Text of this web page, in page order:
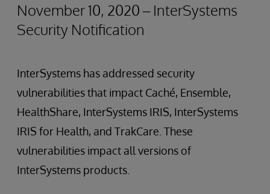
November 10, 2020 – InterSystems
Security Notification
InterSystems has addressed security
vulnerabilities that impact Caché, Ensemble,
HealthShare, InterSystems IRIS, InterSystems
IRIS for Health, and TrakCare. These
vulnerabilities impact all versions of
InterSystems products.